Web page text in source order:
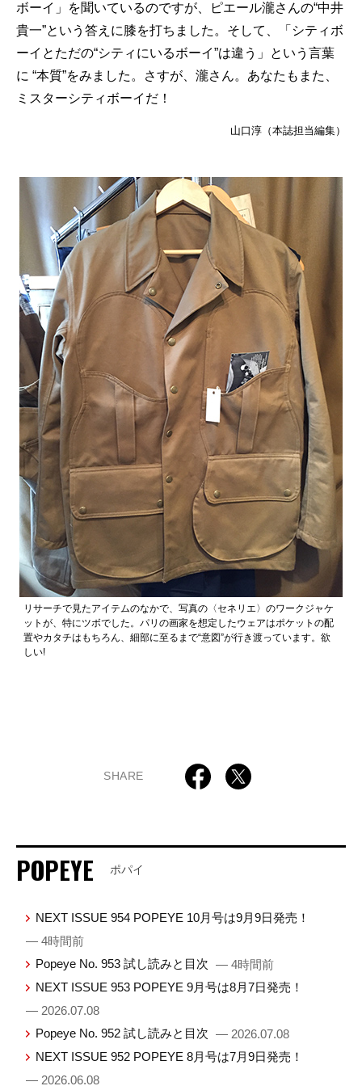
ボーイ」を聞いているのですが、ピエール瀧さんの“中井
貴一”という答えに膝を打ちました。そして、「シティボ
ーイとただの“シティにいるボーイ”は違う」という言葉
に “本質”をみました。さすが、瀧さん。あなたもまた、
ミスターシティボーイだ！
山口淳（本誌担当編集）
リサーチで見たアイテムのなかで、写真の〈セネリエ〉のワークジャケ
ットが、特にツボでした。パリの画家を想定したウェアはポケットの配
置やカタチはもちろん、細部に至るまで“意図”が行き渡っています。欲
しい!
SHARE
POPEYE ポパイ
NEXT ISSUE 954 POPEYE 10月号は9月9日発売！
— 4時間前
Popeye No. 953 試し読みと目次 — 4時間前
NEXT ISSUE 953 POPEYE 9月号は8月7日発売！
— 2026.07.08
Popeye No. 952 試し読みと目次 — 2026.07.08
NEXT ISSUE 952 POPEYE 8月号は7月9日発売！
— 2026.06.08